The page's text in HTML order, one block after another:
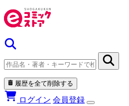
履歴を全て削除する
ログイン 会員登録